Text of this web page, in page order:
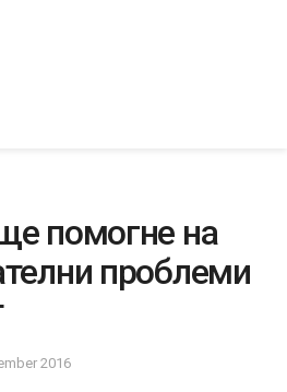
помогне на
проблеми
2016